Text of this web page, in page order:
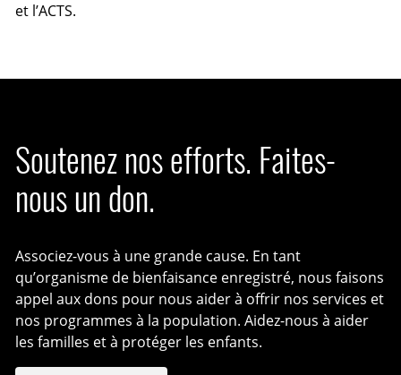
et l’ACTS.
Soutenez nos efforts. Faites-
nous un don.
Associez-vous à une grande cause. En tant
qu’organisme de bienfaisance enregistré, nous faisons
appel aux dons pour nous aider à offrir nos services et
nos programmes à la population. Aidez-nous à aider
les familles et à protéger les enfants.